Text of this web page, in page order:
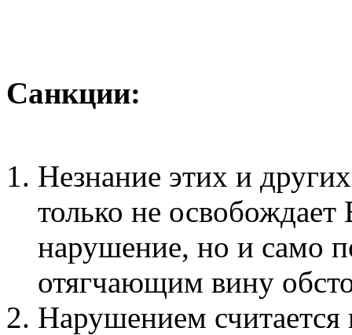
Санкции:
Незнание этих и
только не освобождает
нарушение, но и само
отягчающим вину
Нарушением считается